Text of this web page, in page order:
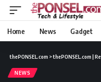
Home News Gadget
thePONSEL.com >thePONSEL.com |
NEWS